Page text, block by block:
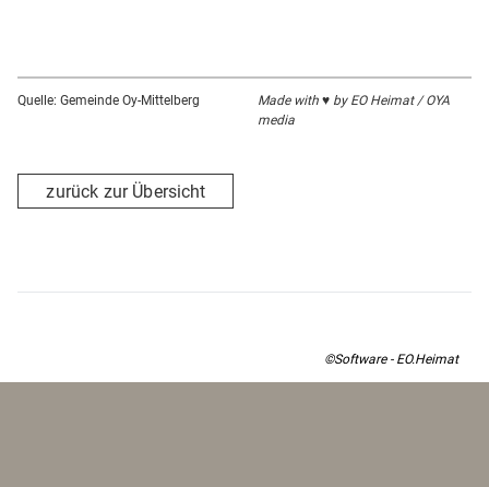
Quelle: Gemeinde Oy-Mittelberg
Made with ♥ by EO Heimat / OYA
media
zurück zur Übersicht
©Software - EO.Heimat